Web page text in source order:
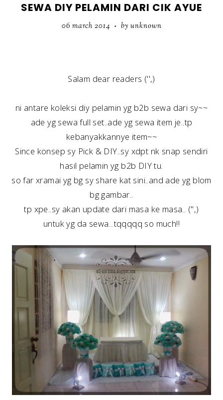
SEWA DIY PELAMIN DARI CIK AYUE
06 march 2014 • by unknown
Salam dear readers ('',)
ni antare koleksi diy pelamin yg b2b sewa dari sy~~
ade yg sewa full set..ade yg sewa item je..tp
kebanyakkannye item~~
Since konsep sy Pick & DIY..sy xdpt nk snap sendiri
hasil pelamin yg b2b DIY tu.
so far xramai yg bg sy share kat sini..and ade yg blom
bg gambar..
tp xpe..sy akan update dari masa ke masa.. ('',)
untuk yg da sewa...tqqqqq so much!!